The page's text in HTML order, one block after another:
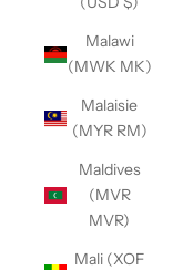
Malawi
(MWK MK)
Malaisie
(MYR RM)
Maldives
(MVR
MVR)
Mali (XOF